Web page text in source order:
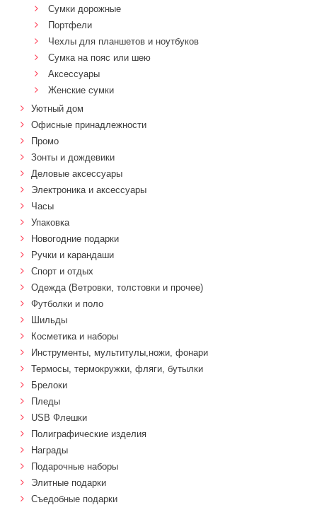
Сумки дорожные
Портфели
Чехлы для планшетов и ноутбуков
Сумка на пояс или шею
Аксессуары
Женские сумки
Уютный дом
Офисные принадлежности
Промо
Зонты и дождевики
Деловые аксессуары
Электроника и аксессуары
Часы
Упаковка
Новогодние подарки
Ручки и карандаши
Спорт и отдых
Одежда (Ветровки, толстовки и прочее)
Футболки и поло
Шильды
Косметика и наборы
Инструменты, мультитулы,ножи, фонари
Термосы, термокружки, фляги, бутылки
Брелоки
Пледы
USB Флешки
Полиграфические изделия
Награды
Подарочные наборы
Элитные подарки
Cъедобные подарки